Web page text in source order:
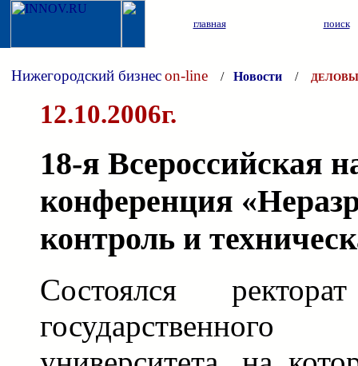
главная поиск
Нижегородский бизнесon-line / Новости /
12.10.2006г.
18-я Всероссийская
конференция
контроль и
Состоялся